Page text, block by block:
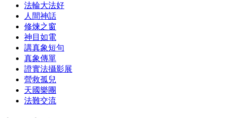
法輪大法好
人間神話
修煉之窗
神目如電
講真象短句
真象傳單
證實法攝影展
營救孤兒
天國樂團
法難交流